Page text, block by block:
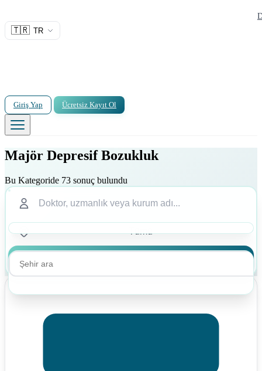
🇹🇷 TR
Giriş Yap Ücretsiz Kayıt Ol
Majör Depresif Bozukluk
Bu Kategoride 73 sonuç bulundu